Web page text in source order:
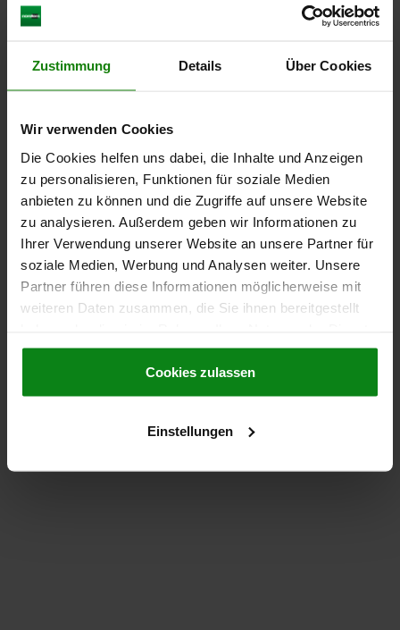
Zustimmung Details Über Cookies
Wir verwenden Cookies
Die Cookies helfen uns dabei, die Inhalte und Anzeigen
zu personalisieren, Funktionen für soziale Medien
anbieten zu können und die Zugriffe auf unsere Website
zu analysieren. Außerdem geben wir Informationen zu
Ihrer Verwendung unserer Website an unsere Partner für
soziale Medien, Werbung und Analysen weiter. Unsere
Partner führen diese Informationen möglicherweise mit
weiteren Daten zusammen, die Sie ihnen bereitgestellt
gesammelt haben.Cookie Richtlinien
Datenschutz|AGB
Cookies zulassen
Einstellungen
DOWNLOADS
Andere Kunden kauften auch
04754
Spannbolzen Stahl